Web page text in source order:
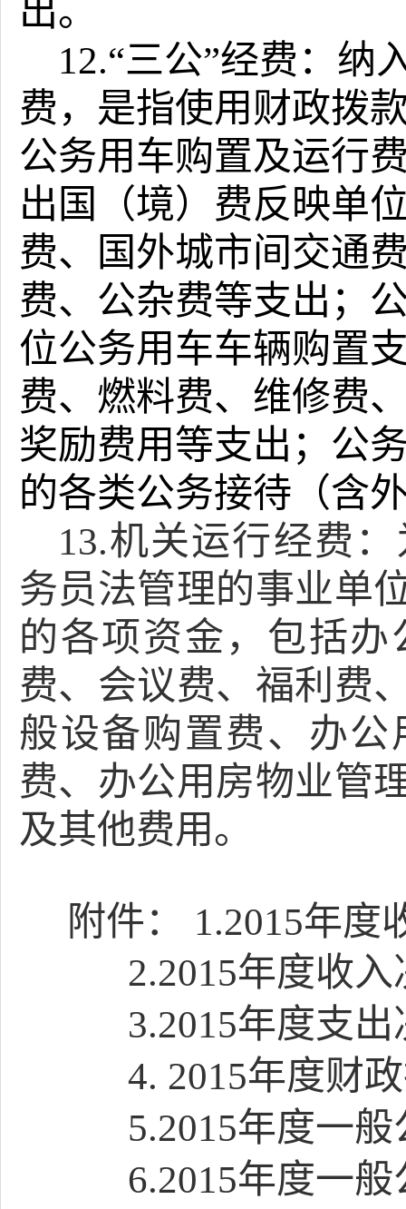
出。
12.“三公”经费：纳
费，是指使用财政拨
公务用车购置及运行
出国（境）费反映单
费、国外城市间交通
费、公杂费等支出；
位公务用车车辆购置
费、燃料费、维修费
奖励费用等支出；公
的各类公务接待（含
13.机关运行经费
务员法管理的事业单
的各项资金，包括
费、会议费、福利费
般设备购置费、办
费、办公用房物业管
及其他费用。
附件： 1.2015年度
2.2015年度收
3.2015年度支
4. 2015年度财
5.2015年度一
6.2015年度一般